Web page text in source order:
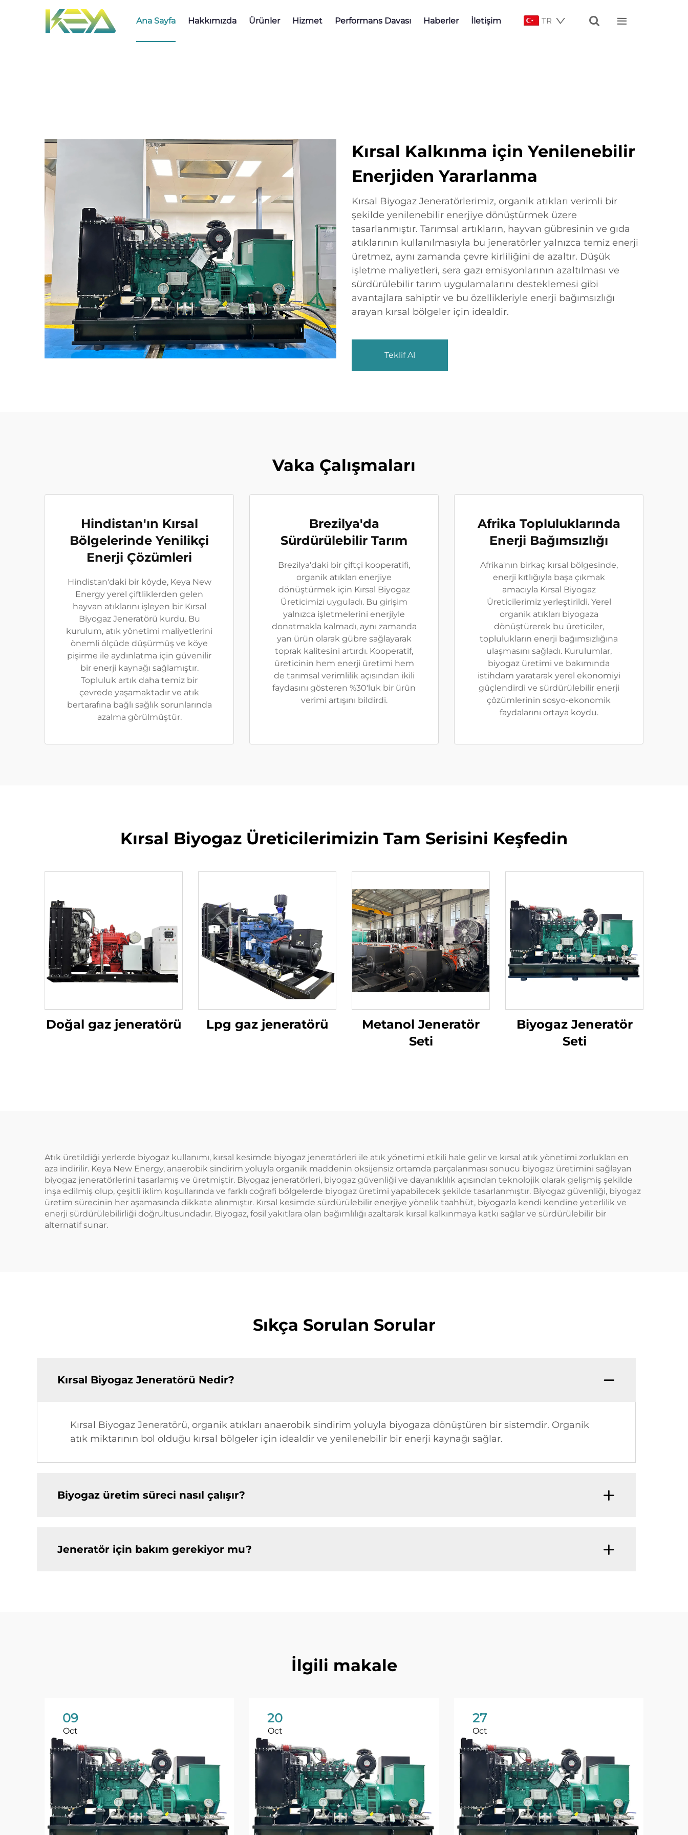
Ana Sayfa Hakkımızda Ürünler Hizmet Performans Davası Haberler İletişim TR  
Kırsal Kalkınma için Yenilenebilir
Enerjiden Yararlanma
Kırsal Biyogaz Jeneratörlerimiz, organik atıkları verimli bir
şekilde yenilenebilir enerjiye dönüştürmek üzere
tasarlanmıştır. Tarımsal artıkların, hayvan gübresinin ve gıda
atıklarının kullanılmasıyla bu jeneratörler yalnızca temiz enerji
üretmez, aynı zamanda çevre kirliliğini de azaltır. Düşük
işletme maliyetleri, sera gazı emisyonlarının azaltılması ve
sürdürülebilir tarım uygulamalarını desteklemesi gibi
avantajlara sahiptir ve bu özellikleriyle enerji bağımsızlığı
arayan kırsal bölgeler için idealdir.
Teklif Al
Vaka Çalışmaları
Hindistan'ın Kırsal
Bölgelerinde Yenilikçi
Enerji Çözümleri
Hindistan'daki bir köyde, Keya New
Energy yerel çiftliklerden gelen
hayvan atıklarını işleyen bir Kırsal
Biyogaz Jeneratörü kurdu. Bu
kurulum, atık yönetimi maliyetlerini
önemli ölçüde düşürmüş ve köye
pişirme ile aydınlatma için güvenilir
bir enerji kaynağı sağlamıştır.
Topluluk artık daha temiz bir
çevrede yaşamaktadır ve atık
bertarafına bağlı sağlık sorunlarında
azalma görülmüştür.
Brezilya'da
Sürdürülebilir Tarım
Brezilya'daki bir çiftçi kooperatifi,
organik atıkları enerjiye
dönüştürmek için Kırsal Biyogaz
Üreticimizi uyguladı. Bu girişim
yalnızca işletmelerini enerjiyle
donatmakla kalmadı, aynı zamanda
yan ürün olarak gübre sağlayarak
toprak kalitesini artırdı. Kooperatif,
üreticinin hem enerji üretimi hem
de tarımsal verimlilik açısından ikili
faydasını gösteren %30'luk bir ürün
verimi artışını bildirdi.
Afrika Topluluklarında
Enerji Bağımsızlığı
Afrika'nın birkaç kırsal bölgesinde,
enerji kıtlığıyla başa çıkmak
amacıyla Kırsal Biyogaz
Üreticilerimiz yerleştirildi. Yerel
organik atıkları biyogaza
dönüştürerek bu üreticiler,
toplulukların enerji bağımsızlığına
ulaşmasını sağladı. Kurulumlar,
biyogaz üretimi ve bakımında
istihdam yaratarak yerel ekonomiyi
güçlendirdi ve sürdürülebilir enerji
çözümlerinin sosyo-ekonomik
faydalarını ortaya koydu.
Kırsal Biyogaz Üreticilerimizin Tam Serisini Keşfedin
Doğal gaz jeneratörü Lpg gaz jeneratörü
Metanol Jeneratör
Seti
Biyogaz Jeneratör
Seti
Atık üretildiği yerlerde biyogaz kullanımı, kırsal kesimde biyogaz jeneratörleri ile atık yönetimi etkili hale gelir ve kırsal atık yönetimi zorlukları en
aza indirilir. Keya New Energy, anaerobik sindirim yoluyla organik maddenin oksijensiz ortamda parçalanması sonucu biyogaz üretimini sağlayan
biyogaz jeneratörlerini tasarlamış ve üretmiştir. Biyogaz jeneratörleri, biyogaz güvenliği ve dayanıklılık açısından teknolojik olarak gelişmiş şekilde
inşa edilmiş olup, çeşitli iklim koşullarında ve farklı coğrafi bölgelerde biyogaz üretimi yapabilecek şekilde tasarlanmıştır. Biyogaz güvenliği, biyogaz
üretim sürecinin her aşamasında dikkate alınmıştır. Kırsal kesimde sürdürülebilir enerjiye yönelik taahhüt, biyogazla kendi kendine yeterlilik ve
enerji sürdürülebilirliği doğrultusundadır. Biyogaz, fosil yakıtlara olan bağımlılığı azaltarak kırsal kalkınmaya katkı sağlar ve sürdürülebilir bir
alternatif sunar.
Sıkça Sorulan Sorular
Kırsal Biyogaz Jeneratörü Nedir?
Kırsal Biyogaz Jeneratörü, organik atıkları anaerobik sindirim yoluyla biyogaza dönüştüren bir sistemdir. Organik
atık miktarının bol olduğu kırsal bölgeler için idealdir ve yenilenebilir bir enerji kaynağı sağlar.
Biyogaz üretim süreci nasıl çalışır?
Jeneratör için bakım gerekiyor mu?
İlgili makale
09
Oct
20
Oct
27
Oct